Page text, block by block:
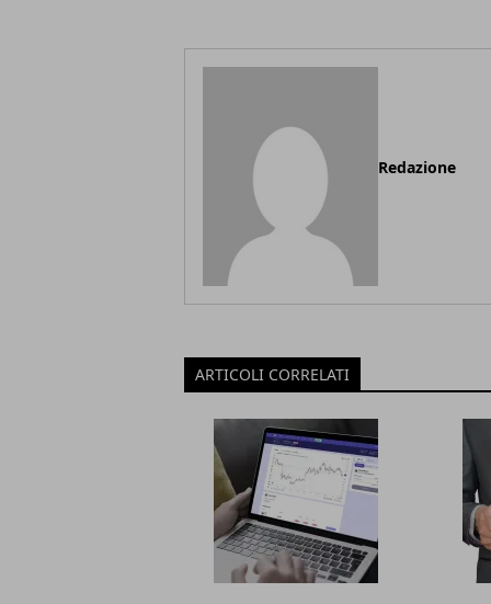
Redazione
ARTICOLI CORRELATI